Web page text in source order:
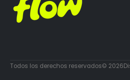
Todos los derechos reservados©